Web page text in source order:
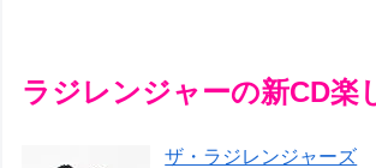
ラジレンジャーの新CD楽
ザ・ラジレンジャーズ